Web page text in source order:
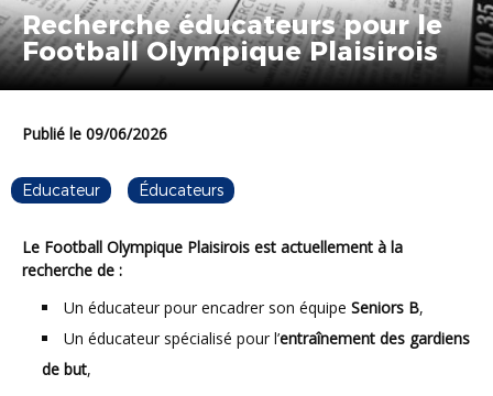
Recherche éducateurs pour le
Football Olympique Plaisirois
Publié le 09/06/2026
Educateur Éducateurs
Le Football Olympique Plaisirois est actuellement à la
recherche de :
Un éducateur pour encadrer son équipe Seniors B,
Un éducateur spécialisé pour l’entraînement des gardiens
de but,